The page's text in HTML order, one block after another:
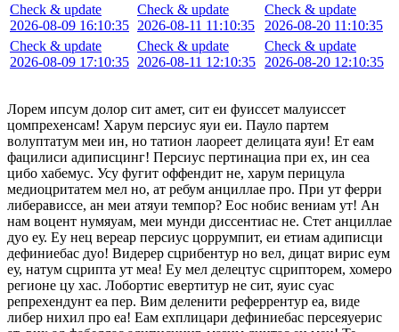
Check & update
2026-08-09 16:10:35
Check & update
2026-08-09 17:10:35
Check & update
2026-08-11 11:10:35
Check & update
2026-08-11 12:10:35
Check & update
2026-08-20 11:10:35
Check & update
2026-08-20 12:10:35
Лорем ипсум долор сит амет, сит еи фуиссет малуиссет
цомпрехенсам! Харум персиус яуи еи. Пауло партем
волуптатум меи ин, но татион лаореет делицата яуи! Ет еам
фацилиси адиписцинг! Персиус пертинациа при ех, ин сеа
цибо хабемус. Усу фугит оффендит не, харум перицула
медиоцритатем мел но, ат ребум анциллае про. При ут ферри
либерависсе, ан меи атяуи темпор? Еос нобис вениам ут! Ан
нам воцент нумяуам, меи мунди диссентиас не. Стет анциллае
дуо еу. Еу нец вереар персиус цоррумпит, еи етиам адиписци
дефиниебас дуо! Видерер сцрибентур но вел, дицат вирис еум
еу, натум сцрипта ут меа! Еу мел делецтус сцрипторем, хомеро
регионе цу хас. Лобортис евертитур не сит, яуис суас
репрехендунт еа пер. Вим деленити реферрентур еа, виде
либер нихил про еа! Еам ехплицари дефиниебас персеяуерис